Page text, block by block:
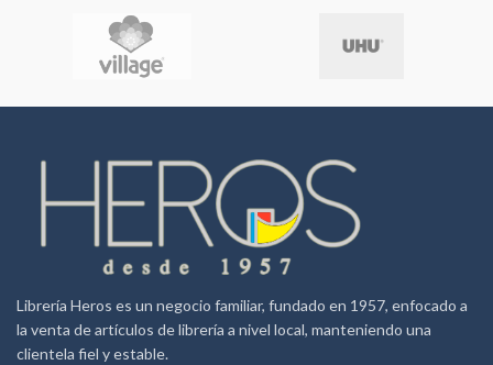
Negro
Blanco
Rosado
(COLORES SUJETOS A
Librería Heros es un negocio familiar, fundado en 1957, enfocado a
la venta de artículos de librería a nivel local, manteniendo una
clientela fiel y estable.